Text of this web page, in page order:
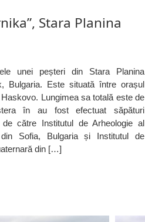
Stara Planina
unei peșteri din Stara Planina
Bulgaria. Este situată între orașul
Lungimea sa totală este de
în au fost efectuat săpături
de către Institutul de Arheologie al
Sofia, Bulgaria și Institutul de
din […]